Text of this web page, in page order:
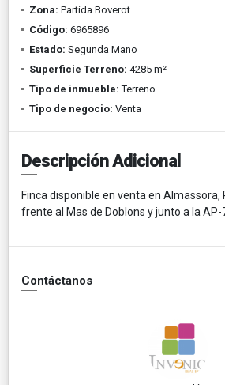
Zona: Partida Boverot
Código: 6965896
Estado: Segunda Mano
Superficie Terreno: 4285 m²
Tipo de inmueble: Terreno
Tipo de negocio: Venta
Descripción Adicional
Finca disponible en venta en Almassora,
frente al Mas de Doblons y junto a la AP-
Contáctanos